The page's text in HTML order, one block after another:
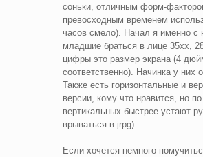
соньки, отличным форм-
превосходным временем
часов смело). Начал я именно с
младшие браться в лице 35xx,
цифры это размер экрана (4
соответственно). Начинка у них
Также есть горизонтальные и
версии, кому что нравится, но
вертикальных быстрее устают
врываться в jrpg).
Если хочется немного